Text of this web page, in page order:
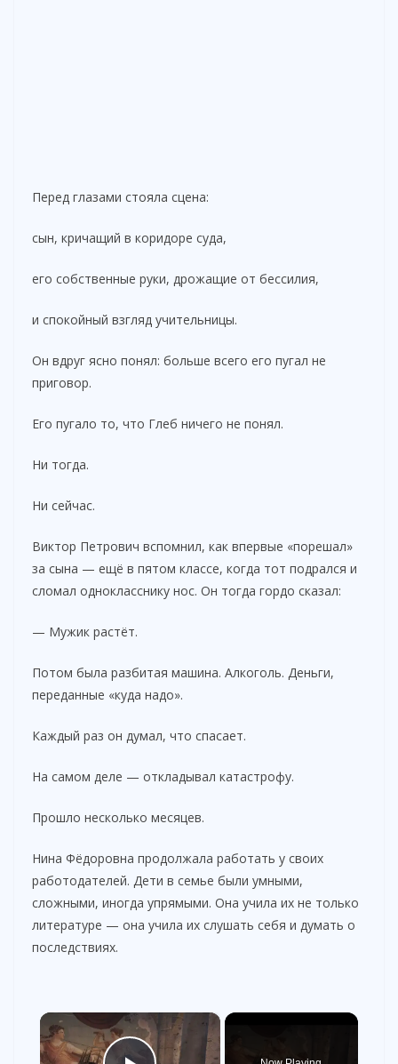
Перед глазами стояла сцена:
сын, кричащий в коридоре суда,
его собственные руки, дрожащие от бессилия,
и спокойный взгляд учительницы.
Он вдруг ясно понял: больше всего его пугал не
приговор.
Его пугало то, что Глеб ничего не понял.
Ни тогда.
Ни сейчас.
Виктор Петрович вспомнил, как впервые «порешал»
за сына — ещё в пятом классе, когда тот подрался и
сломал однокласснику нос. Он тогда гордо сказал:
— Мужик растёт.
Потом была разбитая машина. Алкоголь. Деньги,
переданные «куда надо».
Каждый раз он думал, что спасает.
На самом деле — откладывал катастрофу.
Прошло несколько месяцев.
Нина Фёдоровна продолжала работать у своих
работодателей. Дети в семье были умными,
сложными, иногда упрямыми. Она учила их не только
литературе — она учила их слушать себя и думать о
последствиях.
×